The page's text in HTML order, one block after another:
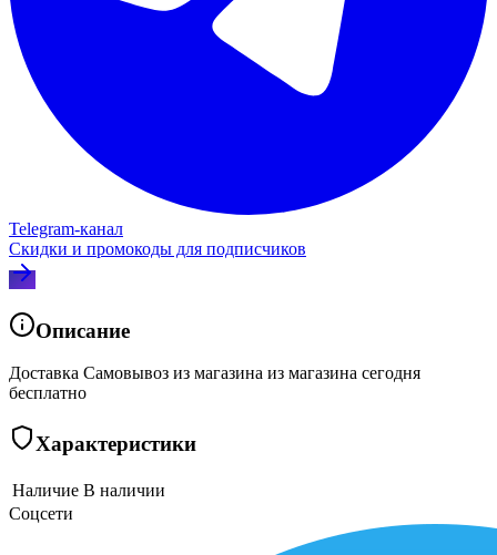
Telegram‑канал
Скидки и промокоды для подписчиков
Описание
Доставка Самовывоз из магазина из магазина сегодня
бесплатно
Характеристики
Наличие В наличии
Соцсети